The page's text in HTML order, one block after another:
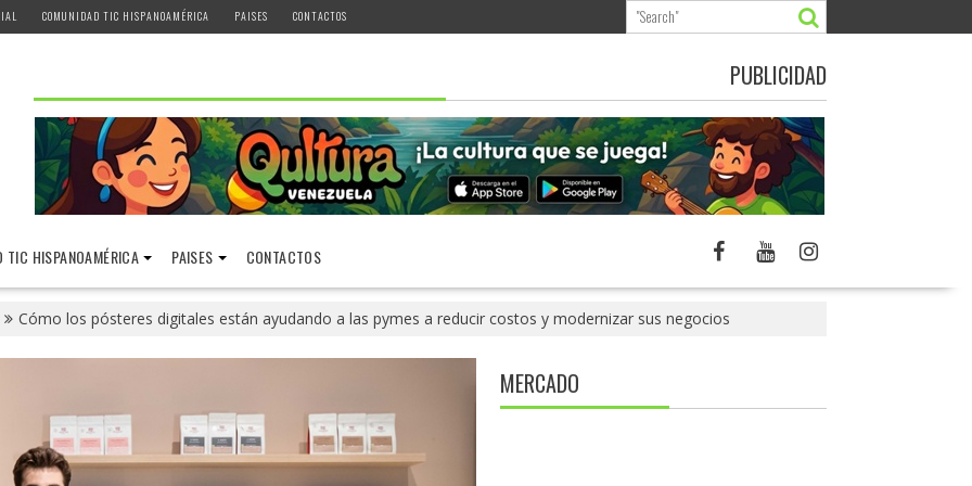
COMUNIDAD TIC HISPANOAMÉRICA PAISES CONTACTOS
PUBLICIDAD
TIC HISPANOAMÉRICA PAISES CONTACTOS
Cómo los pósteres digitales están ayudando a las pymes a reducir costos y modernizar sus negocios
MERCADO